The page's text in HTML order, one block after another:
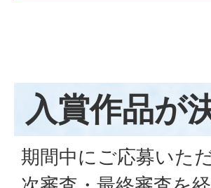
入賞作品が
期間中にご応募いた